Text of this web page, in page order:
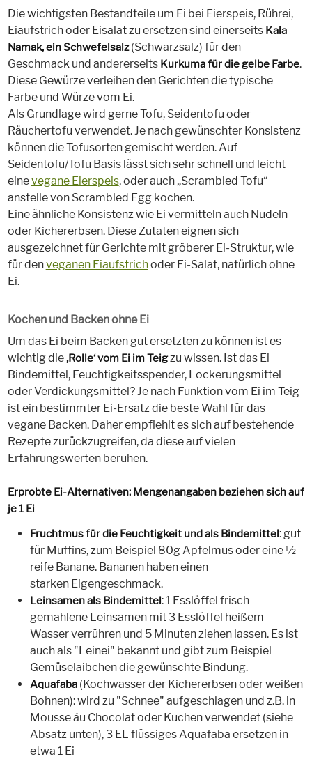
Die wichtigsten Bestandteile um Ei bei Eierspeis, Rührei,
Eiaufstrich oder Eisalat zu ersetzen sind einerseits Kala
Namak, ein Schwefelsalz(Schwarzsalz) für den
Geschmack und andererseits Kurkuma für die gelbe Farbe.
Diese Gewürze verleihen den Gerichten die typische
Farbe und Würze vom Ei.
Als Grundlage wird gerne Tofu, Seidentofu oder
Räuchertofu verwendet. Je nach gewünschter Konsistenz
können die Tofusorten gemischt werden. Auf
Seidentofu/Tofu Basis lässt sich sehr schnell und leicht
einevegane Eierspeis, oder auch „Scrambled Tofu“
anstelle von Scrambled Egg kochen.
Eine ähnliche Konsistenz wie Ei vermitteln auch Nudeln
oder Kichererbsen. Diese Zutaten eignen sich
ausgezeichnet für Gerichte mit gröberer Ei-Struktur, wie
für denveganen Eiaufstrichoder Ei-Salat, natürlich ohne
Ei.
Kochen und Backen ohne Ei
Um das Ei beim Backen gut ersetzten zu können ist es
wichtig die‚Rolle‘ vom Ei im Teigzu wissen. Ist das Ei
Bindemittel, Feuchtigkeitsspender, Lockerungsmittel
oder Verdickungsmittel? Je nach Funktion vom Ei im Teig
ist ein bestimmter Ei-Ersatz die beste Wahl für das
vegane Backen. Daher empfiehlt es sich auf bestehende
Rezepte zurückzugreifen, da diese auf vielen
Erfahrungswerten beruhen.
Erprobte Ei-Alternativen: Mengenangaben beziehen sich auf
je 1 Ei
Fruchtmus für die Feuchtigkeit und als Bindemittel: gut
für Muffins, zum Beispiel 80g Apfelmus oder eine ½
reife Banane. Bananen haben einen
starken Eigengeschmack.
Leinsamen als Bindemittel: 1 Esslöffel frisch
gemahlene Leinsamen mit 3 Esslöffel heißem
Wasser verrühren und 5 Minuten ziehen lassen. Es ist
auch als "Leinei" bekannt und gibt zum Beispiel
Gemüselaibchen die gewünschte Bindung.
Aquafaba (Kochwasser der Kichererbsen oder weißen
Bohnen): wird zu "Schnee" aufgeschlagen und z.B. in
Mousse áu Chocolat oder Kuchen verwendet (siehe
Absatz unten), 3 EL flüssiges Aquafaba ersetzen in
etwa 1 Ei